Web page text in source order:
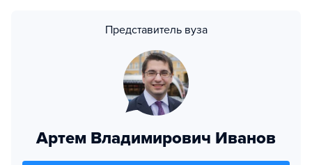
Представитель вуза
Артем Владимирович Иванов